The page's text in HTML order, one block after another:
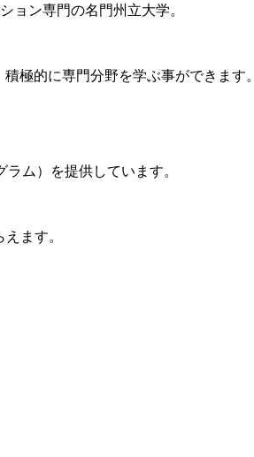
ョン専門の名門州立大学。
極的に専門分野を学ぶ事ができます。
ム）を提供しています。
ます。